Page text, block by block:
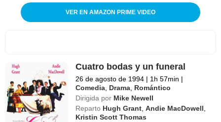
VER EN AMAZON PRIME VIDEO
Cuatro bodas y un funeral
26 de agosto de 1994 | 1h 57min |
Comedia, Drama, Romántico
Dirigida por Mike Newell
Reparto Hugh Grant,Andie MacDowell,
Kristin Scott Thomas